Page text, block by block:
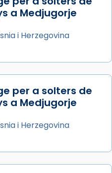
i
de sant Cugat, a
sorgeix la tradició
a Júlia”) i
a Semprònia =
I l’any 1667, el
afirma en una obra
de l’antiga Iluro.
les relíq
a Medjugorje
i Herzegovina
per a solters de
a Medjugorje
i Herzegovina